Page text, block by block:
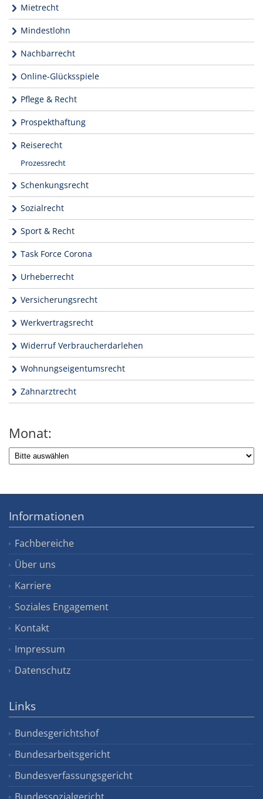
Mietrecht
Mindestlohn
Nachbarrecht
Online-Glücksspiele
Pflege & Recht
Prospekthaftung
Reiserecht
Prozessrecht
Schenkungsrecht
Sozialrecht
Sport & Recht
Task Force Corona
Urheberrecht
Versicherungsrecht
Werkvertragsrecht
Widerruf Verbraucherdarlehen
Wohnungseigentumsrecht
Zahnarztrecht
Monat:
Informationen
Fachbereiche
Über uns
Karriere
Soziales Engagement
Kontakt
Impressum
Datenschutz
Links
Bundesgerichtshof
Bundesarbeitsgericht
Bundesverfassungsgericht